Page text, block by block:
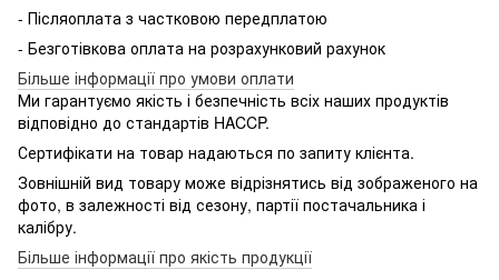
- Післяоплата з частковою передплатою
- Безготівкова оплата на розрахунковий рахунок
Більше інформації про умови оплати
Ми гарантуємо якість і безпечність всіх наших продуктів
відповідно до стандартів HACCP.
Сертифікати на товар надаються по запиту клієнта.
Зовнішній вид товару може відрізнятись від зображеного на
фото, в залежності від сезону, партії постачальника і
калібру.
Більше інформації про якість продукції